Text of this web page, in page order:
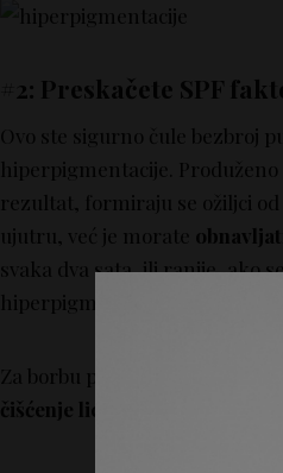
#2: Preskačete SPF
Ovo ste sigurno čule bezbroj
hiperpigmentacije. Produženo
rezultat, formiraju se ožiljci
ujutru, već je morate
svaka dva sata, ili ranije, ako
hiperpigmentacija i zaštitiće
Za borbu protiv
čišćenje lica sa 5% voćnih